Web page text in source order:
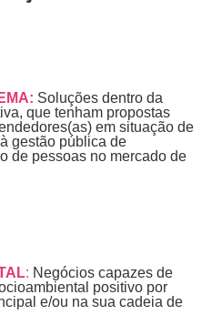
Soluções dentro da
que tenham propostas
em situação de
gestão pública de
de pessoas no mercado de
: Negócios capazes de
positivo por
e/ou na sua cadeia de